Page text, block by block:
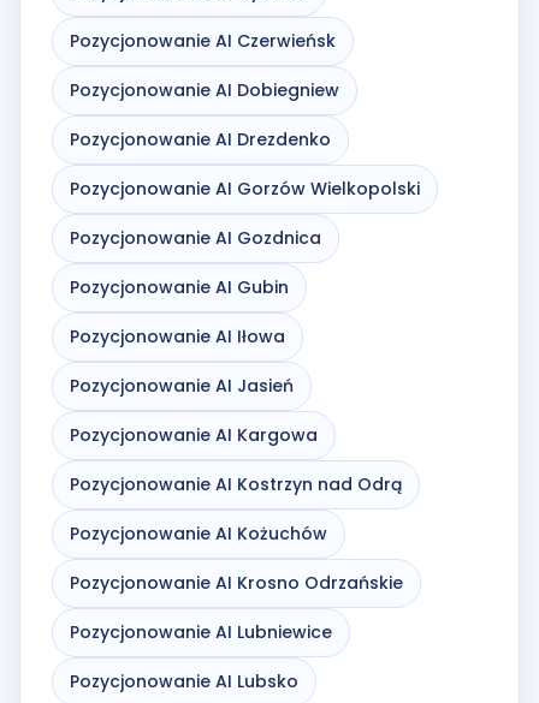
Pozycjonowanie AI Czerwieńsk
Pozycjonowanie AI Dobiegniew
Pozycjonowanie AI Drezdenko
Pozycjonowanie AI Gorzów Wielkopolski
Pozycjonowanie AI Gozdnica
Pozycjonowanie AI Gubin
Pozycjonowanie AI Iłowa
Pozycjonowanie AI Jasień
Pozycjonowanie AI Kargowa
Pozycjonowanie AI Kostrzyn nad Odrą
Pozycjonowanie AI Kożuchów
Pozycjonowanie AI Krosno Odrzańskie
Pozycjonowanie AI Lubniewice
Pozycjonowanie AI Lubsko